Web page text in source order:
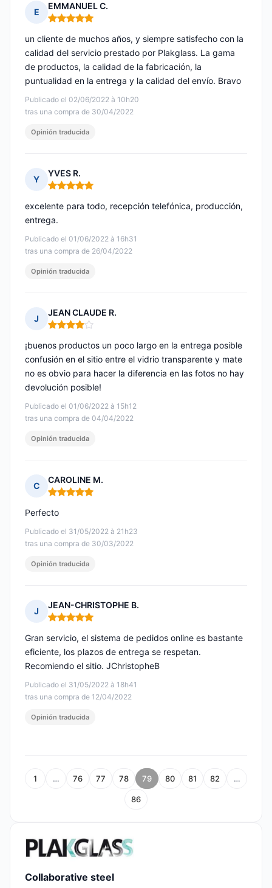
E
EMMANUEL C.
Nota: 5 de 5
Publicado el 02/06/2022 à 10h20
tras una compra de 30/04/2022
un cliente de muchos años, y siempre satisfecho con la
calidad del servicio prestado por Plakglass. La gama
de productos, la calidad de la fabricación, la
puntualidad en la entrega y la calidad del envío. Bravo
Opinión traducida
Y
YVES R.
Nota: 5 de 5
Publicado el 01/06/2022 à 16h31
tras una compra de 26/04/2022
excelente para todo, recepción telefónica, producción,
entrega.
Opinión traducida
J
JEAN CLAUDE R.
Nota: 4 de 5
Publicado el 01/06/2022 à 15h12
tras una compra de 04/04/2022
¡buenos productos un poco largo en la entrega posible
confusión en el sitio entre el vidrio transparente y mate
no es obvio para hacer la diferencia en las fotos no hay
devolución posible!
Opinión traducida
C
CAROLINE M.
Nota: 5 de 5
Publicado el 31/05/2022 à 21h23
tras una compra de 30/03/2022
Perfecto
Opinión traducida
J
JEAN-CHRISTOPHE B.
Nota: 5 de 5
Publicado el 31/05/2022 à 18h41
tras una compra de 12/04/2022
Gran servicio, el sistema de pedidos online es bastante
eficiente, los plazos de entrega se respetan.
Recomiendo el sitio. JChristopheB
Opinión traducida
1 … 76 77 78 79 80 81 82 …
86
Collaborative steel